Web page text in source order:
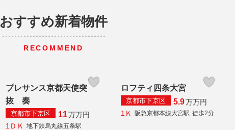
おすすめ新着物件
RECOMMEND
プレサンス京都天使突
抜 奏
京都市下京区 11万万円
1ＤＫ
地下鉄烏丸線五条駅
ロフティ四条大宮
京都市下京区 5.9万万円
1Ｋ
阪急京都本線大宮駅 徒歩2分